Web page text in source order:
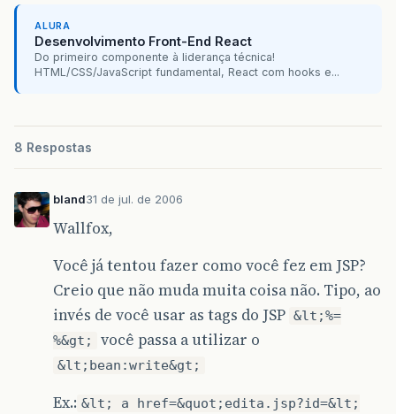
<td><bean:write
<td><bean:write
<td><bean:write
ALURA
Desenvolvimento Front-End React
Do primeiro componente à liderança técnica!
HTML/CSS/JavaScript fundamental, React com hooks e...
8 Respostas
bland31 de jul. de 2006
Wallfox,
Você já tentou fazer como você fez em JSP?
Creio que não muda muita coisa não. Tipo, ao
invés de você usar as tags do JSP &lt;%=
%&gt;
você passa a utilizar o
&lt;bean:write&gt;
Ex.: &lt; a href=&quot;edita.jsp?id=&lt;